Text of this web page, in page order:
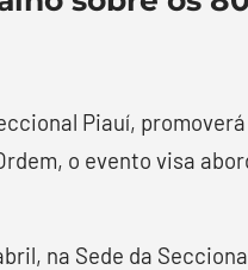
Piauí,
o evento visa
na Sede da